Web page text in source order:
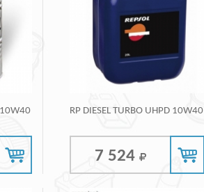
10W40 RP DIESEL TURBO UHPD 10W40
7 524